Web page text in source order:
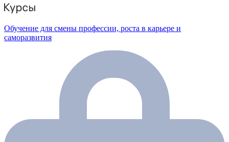
Обучение для смены профессии, роста в карьере и
саморазвития